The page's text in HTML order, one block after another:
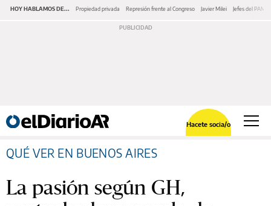
HOY HABLAMOS DE... Propiedad privada Represión frente al Congreso Javier Milei Jefes del PAMI
Hacete socia/o
QUÉ VER EN BUENOS AIRES
La pasión según GH,